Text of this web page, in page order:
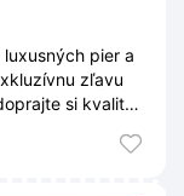
pier a
zľavu
si kvalitu